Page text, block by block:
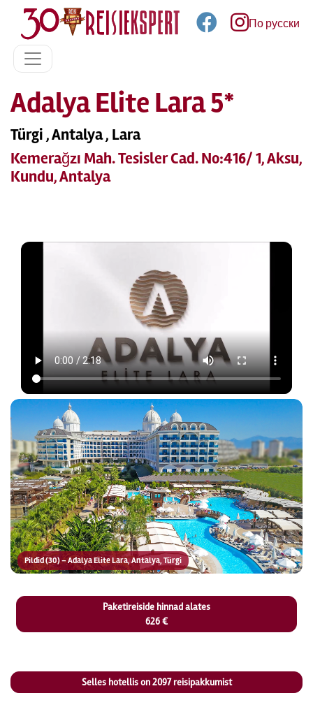
По русски
Adalya Elite Lara 5*
Türgi , Antalya , Lara
Kemerağzı Mah. Tesisler Cad. No:416/ 1, Aksu,
Kundu, Antalya
Pildid (30) – Adalya Elite Lara, Antalya, Türgi
Paketireiside hinnad alates
626 €
Selles hotellis on2097reisipakkumist